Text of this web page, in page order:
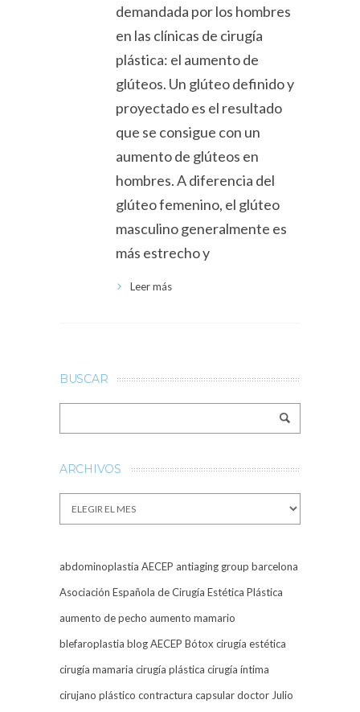
demandada por los hombres
en las clínicas de cirugía
plástica: el aumento de
glúteos. Un glúteo definido y
proyectado es el resultado
que se consigue con un
aumento de glúteos en
hombres. A diferencia del
glúteo femenino, el glúteo
masculino generalmente es
más estrecho y
Leer más
BUSCAR
ARCHIVOS
Archivos
abdominoplastia AECEP antiaging group barcelona
Asociación Española de Cirugía Estética Plástica
aumento de pecho aumento mamario
blefaroplastia blog AECEP Bótox cirugía estética
cirugía mamaria cirugía plástica cirugía íntima
cirujano plástico contractura capsulardoctor Julio